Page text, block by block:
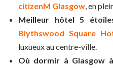
citizenM Glasgow, en
Meilleur hôtel 5
Blythswood Square
luxueux au centre-ville.
Où dormir à Glasgow